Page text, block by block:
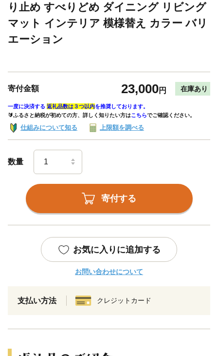
り止め すべりどめ ダイニング リビング
マット インテリア 模様替え カラー バリ
エーション
寄付金額 23,000円 在庫あり
一度に決済する 返礼品数は３つ以内を推奨しております。
🔰ふるさと納税が初めての方、詳しく知りたい方はこちらでご確認ください。
仕組みについて知る 上限額を調べる
数量
寄付する
お気に入りに追加する
お問い合わせについて
支払い方法 クレジットカード